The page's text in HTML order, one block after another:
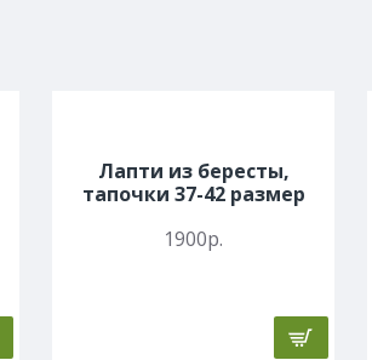
Лапти из бересты,
тапочки 37-42 размер
1900р.